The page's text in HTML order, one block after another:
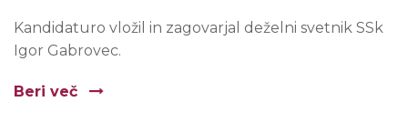
Kandidaturo vložil in zagovarjal deželni svetnik SSk
Igor Gabrovec.
Beri več